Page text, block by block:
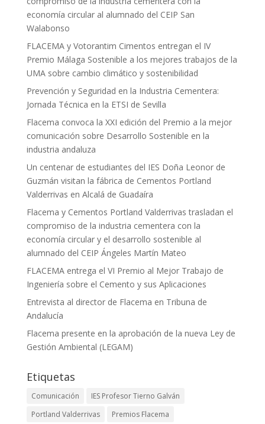
economía circular al alumnado del CEIP San
Walabonso
FLACEMA y Votorantim Cimentos entregan el IV
Premio Málaga Sostenible a los mejores trabajos de la
UMA sobre cambio climático y sostenibilidad
Prevención y Seguridad en la Industria Cementera:
Jornada Técnica en la ETSI de Sevilla
Flacema convoca la XXI edición del Premio a la mejor
comunicación sobre Desarrollo Sostenible en la
industria andaluza
Un centenar de estudiantes del IES Doña Leonor de
Guzmán visitan la fábrica de Cementos Portland
Valderrivas en Alcalá de Guadaíra
Flacema y Cementos Portland Valderrivas trasladan el
compromiso de la industria cementera con la
economía circular y el desarrollo sostenible al
alumnado del CEIP Ángeles Martín Mateo
FLACEMA entrega el VI Premio al Mejor Trabajo de
Ingeniería sobre el Cemento y sus Aplicaciones
Entrevista al director de Flacema en Tribuna de
Andalucía
Flacema presente en la aprobación de la nueva Ley de
Gestión Ambiental (LEGAM)
Etiquetas
Comunicación
IES Profesor Tierno Galván
Portland Valderrivas
Premios Flacema